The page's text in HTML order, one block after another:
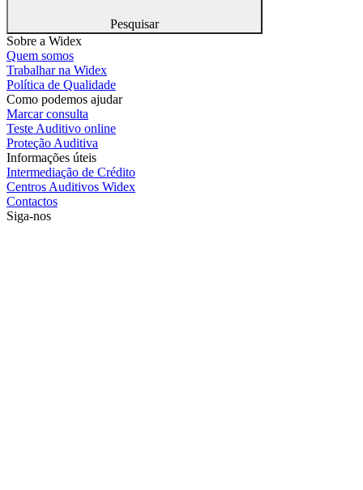
Pesquisar
Sobre a Widex
Quem somos
Trabalhar na Widex
Política de Qualidade
Como podemos ajudar
Marcar consulta
Teste Auditivo online
Proteção Auditiva
Informações úteis
Intermediação de Crédito
Centros Auditivos Widex
Contactos
Siga-nos